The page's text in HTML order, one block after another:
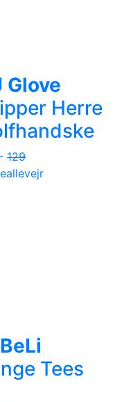
Glove
Herre
129
allevejr
Tees